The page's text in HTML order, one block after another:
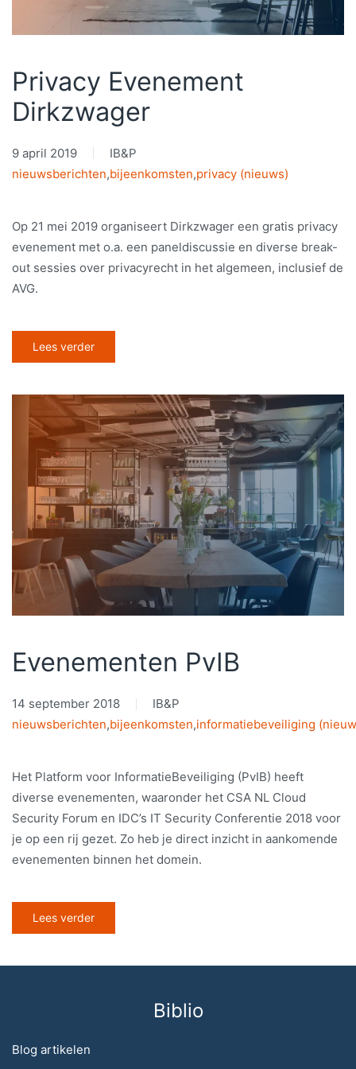
Privacy Evenement
Dirkzwager
9 april 2019
IB&P
nieuwsberichten,bijeenkomsten,privacy (nieuws)
Op 21 mei 2019 organiseert Dirkzwager een gratis privacy
evenement met o.a. een paneldiscussie en diverse break-
out sessies over privacyrecht in het algemeen, inclusief de
AVG.
Lees verder
Evenementen PvIB
14 september 2018
IB&P
nieuwsberichten,bijeenkomsten,informatiebeveiliging
Het Platform voor InformatieBeveiliging (PvIB) heeft
diverse evenementen, waaronder het CSA NL Cloud
Security Forum en IDC’s IT Security Conferentie 2018 voor
je op een rij gezet. Zo heb je direct inzicht in aankomende
evenementen binnen het domein.
Lees verder
Biblio
Blog artikelen